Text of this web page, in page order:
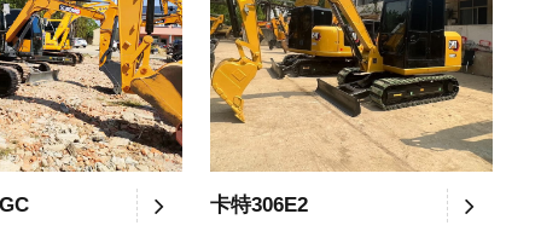
卡特306E2